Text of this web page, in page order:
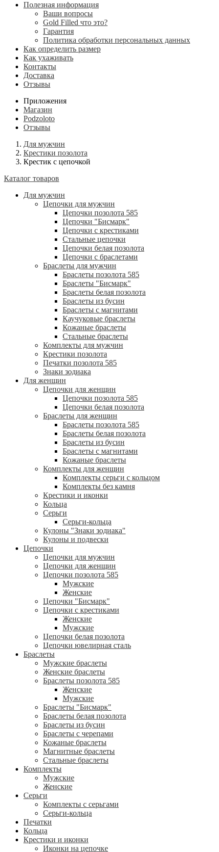
Полезная информация
Ваши вопросы
Gold Filled что это?
Гарантия
Политика обработки персональных данных
Как определить размер
Как ухаживать
Контакты
Доставка
Отзывы
Приложения
Магазин
Podzoloto
Отзывы
Для мужчин
Крестики позолота
Крестик с цепочкой
Каталог товаров
Для мужчин
Цепочки для мужчин
Цепочки позолота 585
Цепочки "Бисмарк"
Цепочки с крестиками
Стальные цепочки
Цепочки белая позолота
Цепочки с браслетами
Браслеты для мужчин
Браслеты позолота 585
Браслеты "Бисмарк"
Браслеты белая позолота
Браслеты из бусин
Браслеты с магнитами
Каучуковые браслеты
Кожаные браслеты
Стальные браслеты
Комплекты для мужчин
Крестики позолота
Печатки позолота 585
Знаки зодиака
Для женщин
Цепочки для женщин
Цепочки позолота 585
Цепочки белая позолота
Браслеты для женщин
Браслеты позолота 585
Браслеты белая позолота
Браслеты из бусин
Браслеты с магнитами
Кожаные браслеты
Комплекты для женщин
Комплекты серьги с кольцом
Комплекты без камня
Крестики и иконки
Кольца
Серьги
Серьги-кольца
Кулоны "Знаки зодиака"
Кулоны и подвески
Цепочки
Цепочки для мужчин
Цепочки для женщин
Цепочки позолота 585
Мужские
Женские
Цепочки "Бисмарк"
Цепочки с крестиками
Женские
Мужские
Цепочки белая позолота
Цепочки ювелирная сталь
Браслеты
Мужские браслеты
Женские браслеты
Браслеты позолота 585
Женские
Мужские
Браслеты "Бисмарк"
Браслеты белая позолота
Браслеты из бусин
Браслеты с черепами
Кожаные браслеты
Магнитные браслеты
Стальные браслеты
Комплекты
Мужские
Женские
Серьги
Комплекты с серьгами
Серьги-кольца
Печатки
Кольца
Крестики и иконки
Иконки на цепочке